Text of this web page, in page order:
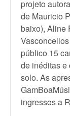
projeto
de Mauricio
baixo), Aline
público 15
de inéditas e
solo. As
ingressos a